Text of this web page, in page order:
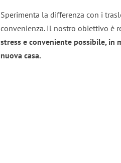
Sperimenta la differenza con i
convenienza. Il nostro obiettivo è
stress e conveniente possibile, in
nuova casa.